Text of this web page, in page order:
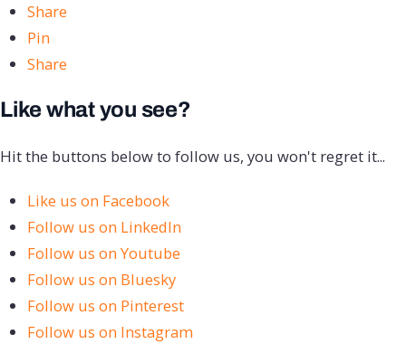
Share
Pin
Share
Like what you see?
Hit the buttons below to follow us, you won't regret it...
Like us on Facebook
Follow us on LinkedIn
Follow us on Youtube
Follow us on Bluesky
Follow us on Pinterest
Follow us on Instagram